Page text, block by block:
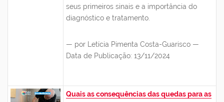
seus primeiros sinais e a importância do
diagnóstico e tratamento
— por Letícia Pimenta Costa-Guarisco —
Data de Publicação: 13/11/2024
Quais as consequências das quedas para as